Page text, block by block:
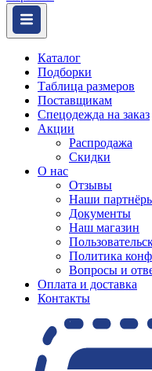
Каталог
Подборки
Таблица размеров
Поставщикам
Спецодежда на заказ
Акции
Распродажа
Скидки
О нас
Отзывы
Наши
Документы
Наш магазин
Политика
Вопросы и
Оплата и доставка
Контакты